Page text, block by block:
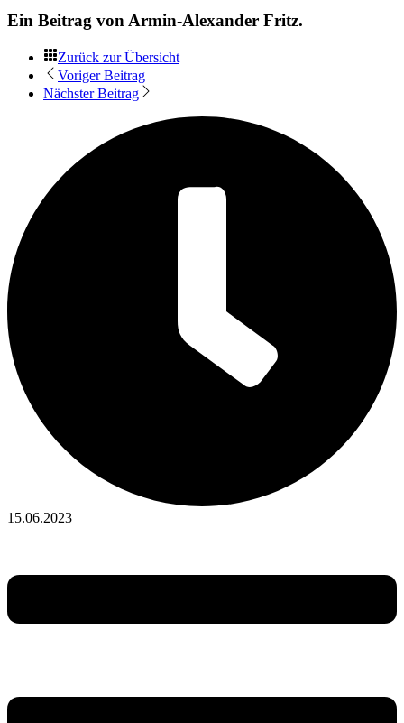
Ein Beitrag von Armin-Alexander Fritz.
Zurück zur Übersicht
Voriger Beitrag
Nächster Beitrag
15.06.2023